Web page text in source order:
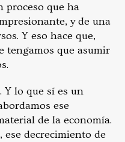
proceso que ha
y de una
Y eso hace que,
tengamos que asumir
Y lo que sí es un
ese
de la economía.
ese decrecimiento de